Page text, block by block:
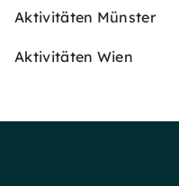
Aktivitäten Münster
Aktivitäten Wien